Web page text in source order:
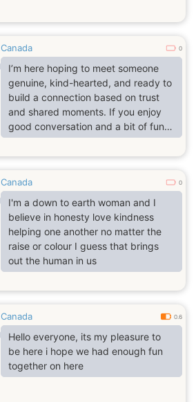
Canada 0
I’m here hoping to meet someone
genuine, kind-hearted, and ready to
build a connection based on trust
and shared moments. If you enjoy
good conversation and a bit of fun,
let’s start with a hello and see where
it takes us
Canada 0
I'm a down to earth woman and I
believe in honesty love kindness
helping one another no matter the
raise or colour I guess that brings
out the human in us
Canada 0.6
Hello everyone, its my pleasure to
be here i hope we had enough fun
together on here